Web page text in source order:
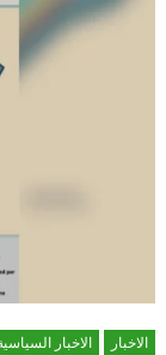
الاخبار الاخبار